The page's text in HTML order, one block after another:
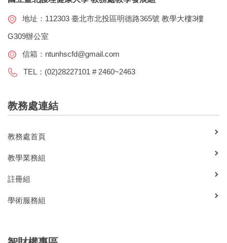
地址：112303 臺北市北投區明德路365號 教學大樓3樓
G309辦公室
信箱： ntunhscfd@gmail.com
TEL：(02)28227101 # 2460~2463
教務處連結
教務處首頁
教學業務組
註冊組
學術服務組